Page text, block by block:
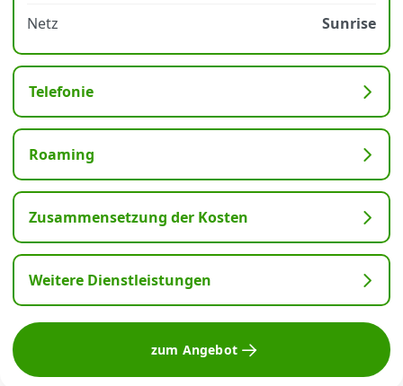
Netz
Sunrise
Telefonie
Roaming
Zusammensetzung der Kosten
Weitere Dienstleistungen
zum Angebot